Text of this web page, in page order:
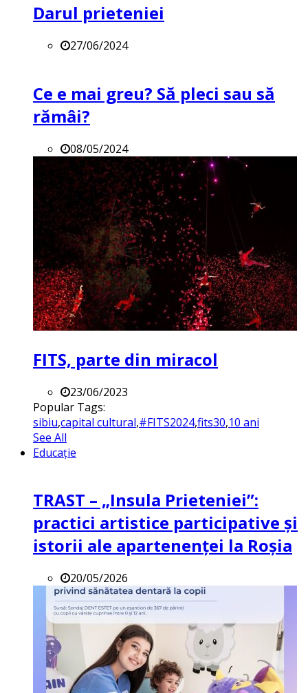
Darul prieteniei
27/06/2024
Ce e mai greu? Să pleci sau să
rămâi?
08/05/2024
FITS, parte din miracol
23/06/2023
Popular Tags:
sibiu,capital cultural,#FITS2024,fits30,10 ani
See All
Educație
TRAST – „Insula Prieteniei”:
practici artistice participative și
istorii ale apartenenței la Roșia
20/05/2026